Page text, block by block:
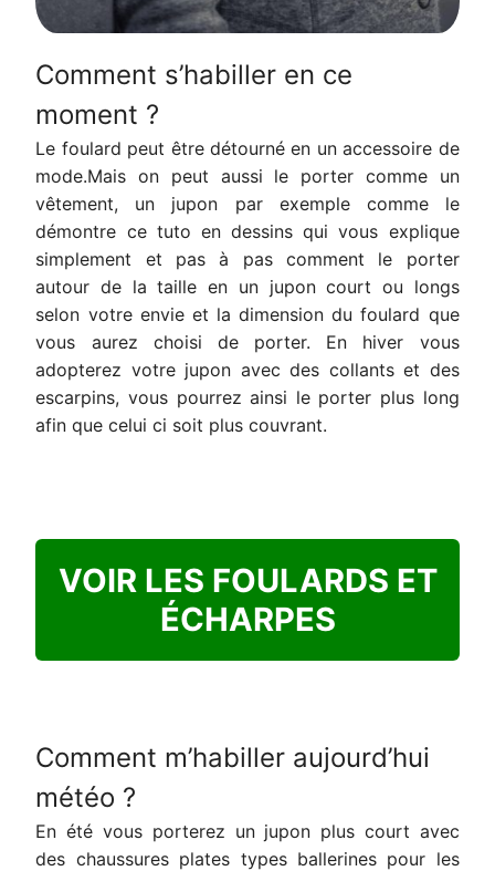
Comment s’habiller en ce
moment ?
Le foulard peut être détourné en un accessoire de
mode.Mais on peut aussi le porter comme un
vêtement, un jupon par exemple comme le
démontre ce tuto en dessins qui vous explique
simplement et pas à pas comment le porter
autour de la taille en un jupon court ou longs
selon votre envie et la dimension du foulard que
vous aurez choisi de porter. En hiver vous
adopterez votre jupon avec des collants et des
escarpins, vous pourrez ainsi le porter plus long
afin que celui ci soit plus couvrant.
VOIR LES FOULARDS ET
ÉCHARPES
Comment m’habiller aujourd’hui
météo ?
En été vous porterez un jupon plus court avec
des chaussures plates types ballerines pour les